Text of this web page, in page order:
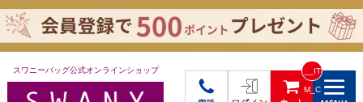
スワニーバッグ公式オンラインショップ __IT
M_C